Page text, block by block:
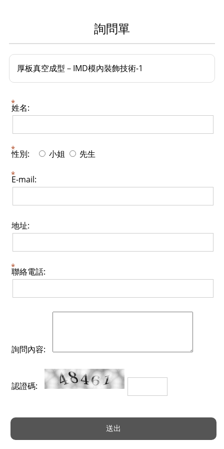
詢問單
厚板真空成型－IMD模內裝飾技術-1
姓名:
性別: 小姐 先生
E-mail:
地址:
聯絡電話:
詢問內容:
認證碼: